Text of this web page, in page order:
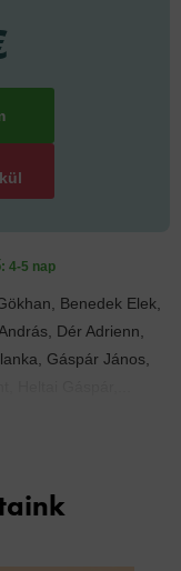
Benedek Elek,
Dér Adrienn,
Gáspár János,
Heltai Gáspár,...
4-5 nap